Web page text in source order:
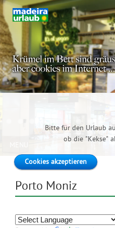
Porto Moniz Infos
Porto Moniz
Bitte für den Urlaub
ob die "Kekse"
Cookies akzeptieren